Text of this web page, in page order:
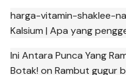
harga-vitamin-shaklee-
Kalsium | Apa yang
Ini Antara Punca Yang
Botak! onRambut gugur